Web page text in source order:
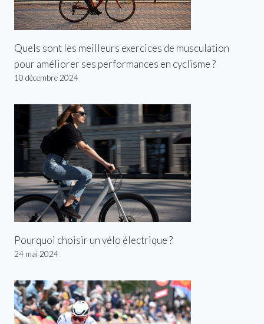
Quels sont les meilleurs exercices de musculation
pour améliorer ses performances en cyclisme ?
10 décembre 2024
Pourquoi choisir un vélo électrique ?
24 mai 2024